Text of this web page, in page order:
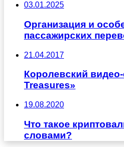
03.01.2025
Организация и
пассажирских
21.04.2017
Королевский видео-
Treasures»
19.08.2020
Что такое
словами?